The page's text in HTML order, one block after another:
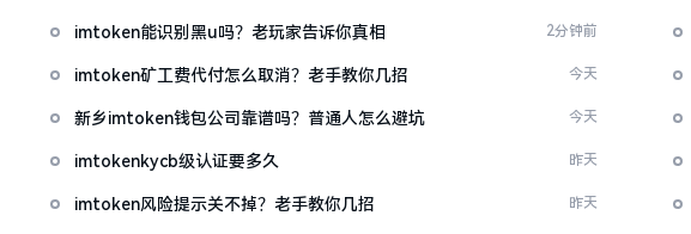
imtoken能识别黑u吗？老玩家告诉你真相 2分钟前
imtoken矿工费代付怎么取消？老手教你几招 今天
新乡imtoken钱包公司靠谱吗？普通人怎么避坑 今天
imtokenkycb级认证要多久 昨天
imtoken风险提示关不掉？老手教你几招 昨天